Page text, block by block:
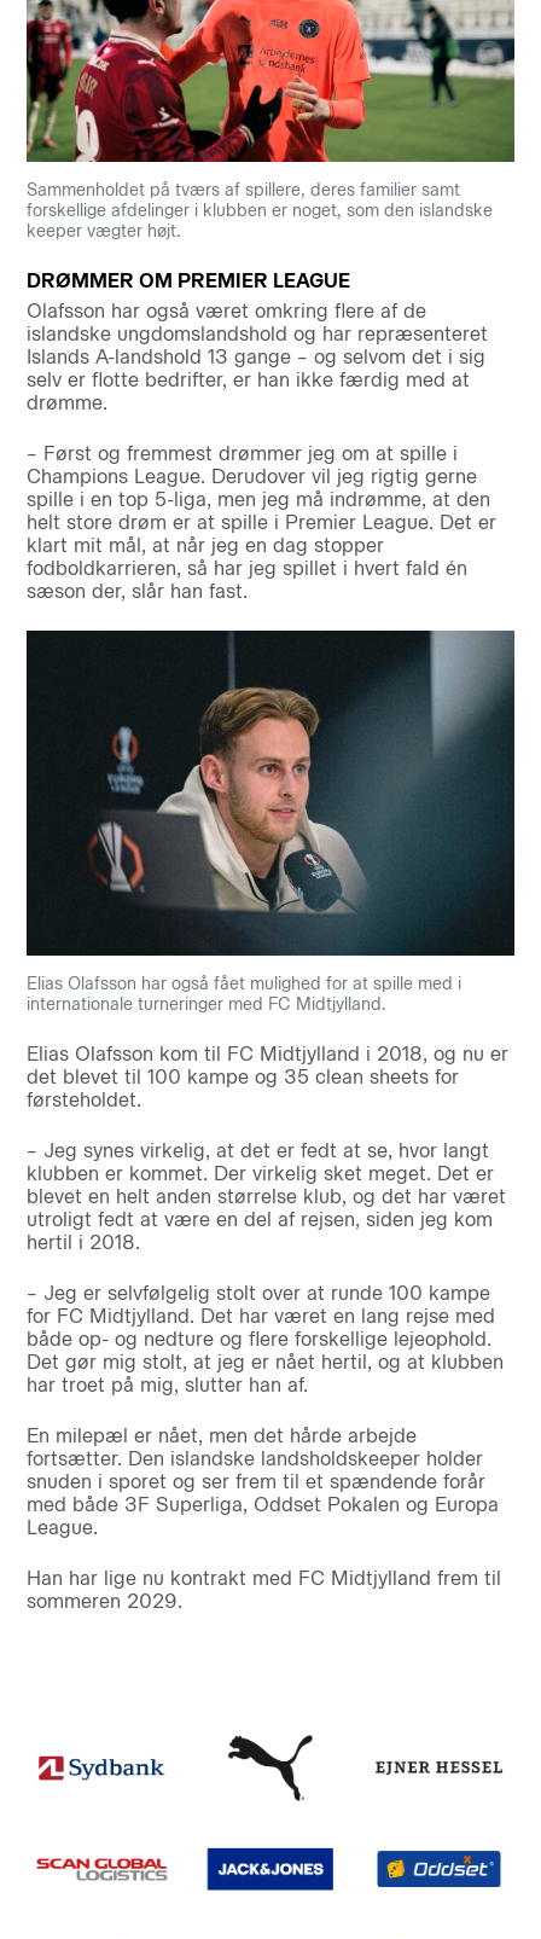
Sammenholdet på tværs af spillere, deres familier samt
forskellige afdelinger i klubben er noget, som den islandske
keeper vægter højt.
DRØMMER OM PREMIER LEAGUE
Olafsson har også været omkring flere af de
islandske ungdomslandshold og har repræsenteret
Islands A-landshold 13 gange – og selvom det i sig
selv er flotte bedrifter, er han ikke færdig med at
drømme.
– Først og fremmest drømmer jeg om at spille i
Champions League. Derudover vil jeg rigtig gerne
spille i en top 5-liga, men jeg må indrømme, at den
helt store drøm er at spille i Premier League. Det er
klart mit mål, at når jeg en dag stopper
fodboldkarrieren, så har jeg spillet i hvert fald én
sæson der, slår han fast.
Elias Olafsson har også fået mulighed for at spille med i
internationale turneringer med FC Midtjylland.
Elias Olafsson kom til FC Midtjylland i 2018, og nu er
det blevet til 100 kampe og 35 clean sheets for
førsteholdet.
– Jeg synes virkelig, at det er fedt at se, hvor langt
klubben er kommet. Der virkelig sket meget. Det er
blevet en helt anden størrelse klub, og det har været
utroligt fedt at være en del af rejsen, siden jeg kom
hertil i 2018.
– Jeg er selvfølgelig stolt over at runde 100 kampe
for FC Midtjylland. Det har været en lang rejse med
både op- og nedture og flere forskellige lejeophold.
Det gør mig stolt, at jeg er nået hertil, og at klubben
har troet på mig, slutter han af.
En milepæl er nået, men det hårde arbejde
fortsætter. Den islandske landsholdskeeper holder
snuden i sporet og ser frem til et spændende forår
med både 3F Superliga, Oddset Pokalen og Europa
League.
Han har lige nu kontrakt med FC Midtjylland frem til
sommeren 2029.